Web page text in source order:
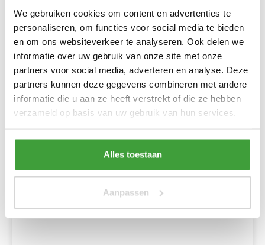
We gebruiken cookies om content en advertenties te
personaliseren, om functies voor social media te bieden
en om ons websiteverkeer te analyseren. Ook delen we
informatie over uw gebruik van onze site met onze
partners voor social media, adverteren en analyse. Deze
partners kunnen deze gegevens combineren met andere
informatie die u aan ze heeft verstrekt of die ze hebben
verzameld op basis van uw gebruik van hun services.
Alles toestaan
Aanpassen
Congresvervoer
Touringcars biedt op maat gemaakt vervoer voor elke